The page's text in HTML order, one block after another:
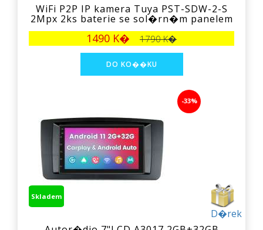
WiFi P2P IP kamera Tuya PST-SDW-2-S
2Mpx 2ks baterie se sol�rn�m panelem
1490 K� 1790 K�
-33%
D�rek
Skladem